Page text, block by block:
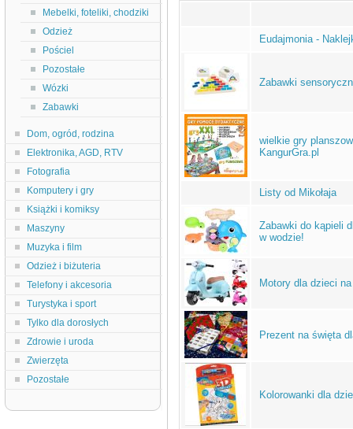
Mebelki, foteliki, chodziki
Odzież
Pościel
Pozostałe
Wózki
Zabawki
Dom, ogród, rodzina
Elektronika, AGD, RTV
Fotografia
Komputery i gry
Książki i komiksy
Maszyny
Muzyka i film
Odzież i biżuteria
Telefony i akcesoria
Turystyka i sport
Tylko dla dorosłych
Zdrowie i uroda
Zwierzęta
Pozostałe
Eudajmonia -
Zabawki
wielkie gry
KangurGra.pl
Listy od Mikołaja
Zabawki do kąpieli
w wodzie!
Motory dla dzieci
Prezent na święta
Kolorowanki dla